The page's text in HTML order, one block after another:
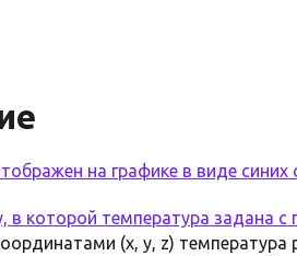
на графике в виде синих
в которой температура задана
(x, y, z)